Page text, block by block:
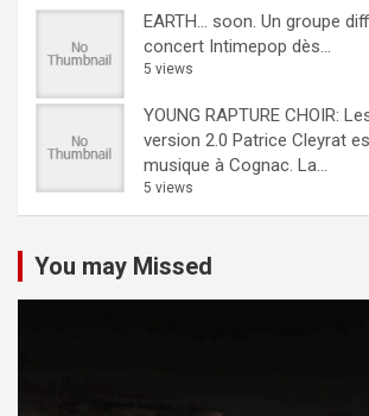
EARTH… soon. Un groupe
concert Intimepop dès...
5 views
YOUNG RAPTURE CHOIR:
version 2.0 Patrice Cleyrat
musique à Cognac. La...
5 views
You may Missed